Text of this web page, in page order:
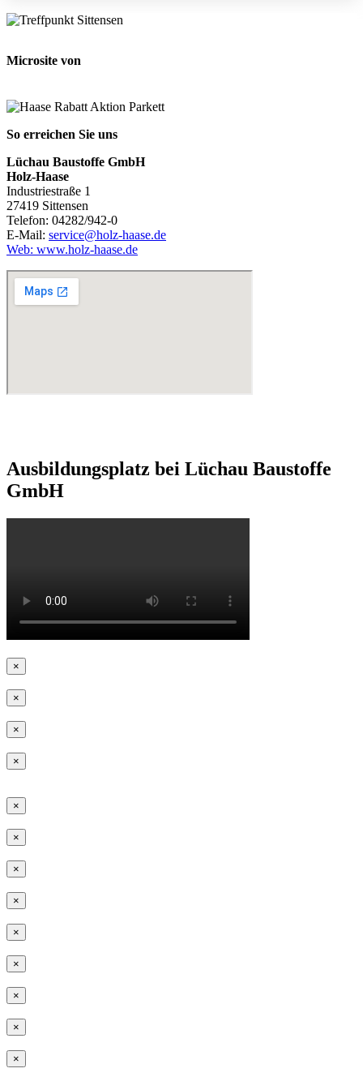
Microsite von
So erreichen Sie uns
Lüchau Baustoffe GmbH
Holz-Haase
Industriestraße 1
27419 Sittensen
Telefon: 04282/942-0
E-Mail: service@holz-haase.de
Web: www.holz-haase.de
Ausbildungsplatz bei Lüchau Baustoffe
GmbH
×
×
×
×
×
×
×
×
×
×
×
×
×